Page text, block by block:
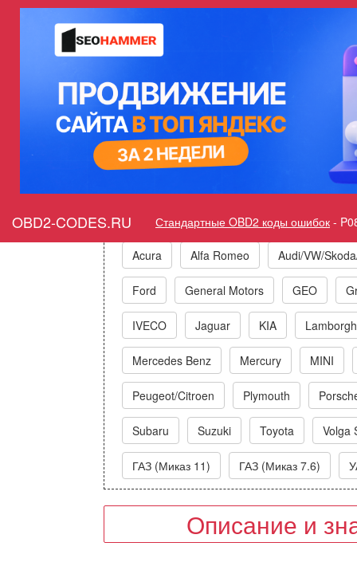
OBD2-CODES.RU Стандартные OBD2 коды ошибок -
Ошибка P0893
Горит ошибка Check
Коды ошибок
Acura Alfa Romeo Audi/VW/
Ford General Motors GEO
IVECO Jaguar KIA
Mercedes Benz Mercury MINI
Peugeot/Citroen Plymouth
Subaru Suzuki Toyota Volga
ГАЗ (Миказ 11) ГАЗ (Миказ 7.6)
Описание и